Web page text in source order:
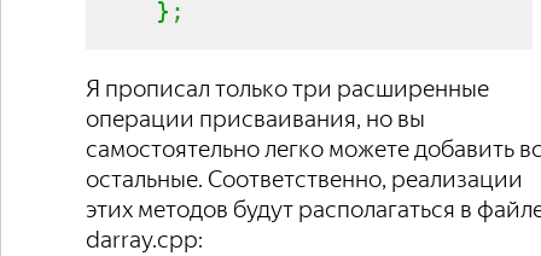
} ;
Я прописал только три расширенные
операции присваивания, но вы
самостоятельно легко можете добавить
остальные. Соответственно, реализации
этих методов будут располагаться в
darray.cpp: